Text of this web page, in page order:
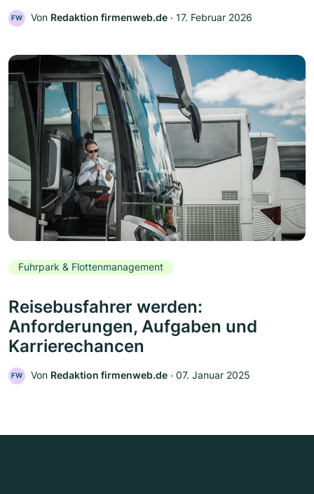
FW Von Redaktion firmenweb.de ‧ 17. Februar 2026
Fuhrpark & Flottenmanagement
Reisebusfahrer werden:
Anforderungen, Aufgaben und
Karrierechancen
FW Von Redaktion firmenweb.de ‧ 07. Januar 2025